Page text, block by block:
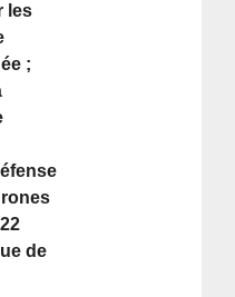
les
;
de